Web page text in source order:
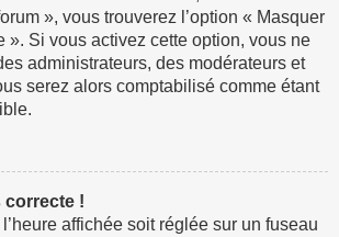
», vous trouverez l’option « Masquer
». Si vous activez cette option, vous ne
administrateurs, des modérateurs et
serez alors comptabilisé comme étant
correcte !
l’heure affichée soit réglée sur un fuseau